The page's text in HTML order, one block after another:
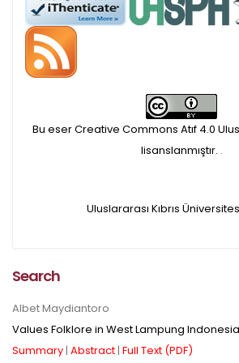
APC ödemesi
Öndenetimden geçen
makaleler için, 100 Avro
Makale İşletim Ücreti (APC)
APC bilgi mesajı
Bu eser Creative Commons Atıf 4.0
lisanslanmıştır. .
Uluslararası Kıbrıs
Search
Albet Maydiantoro
Values Folklore in West Lampung Indonesia
Summary| Abstract| Full Text (PDF)